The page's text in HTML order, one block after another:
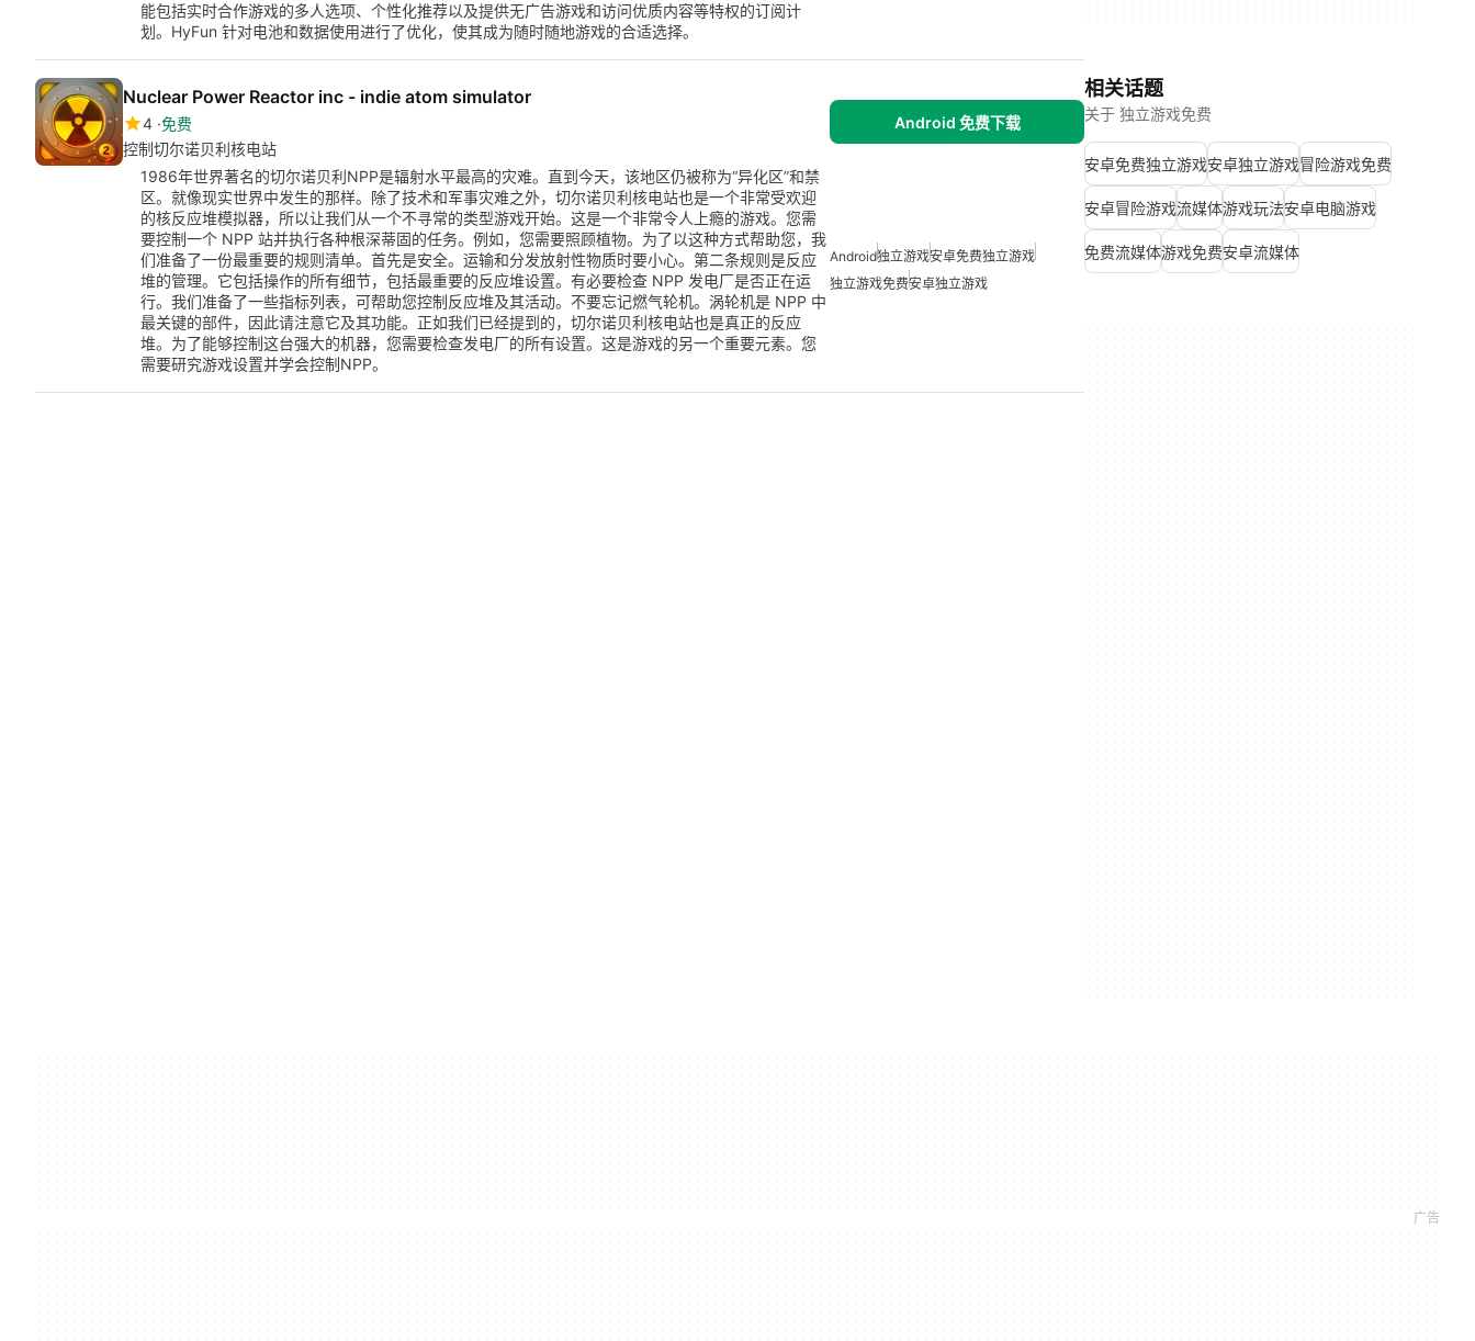
能包括实时合作游戏的多人选项、个性化推荐以及提供无广告游戏和访问优质内容等特权的订阅计
划。HyFun 针对电池和数据使用进行了优化，使其成为随时随地游戏的合适选择。
Nuclear Power Reactor inc - indie atom simulator
4 免费
控制切尔诺贝利核电站
Android 免费下载
1986年世界著名的切尔诺贝利NPP是辐射水平最高的灾难。直到今天，该地区仍被称为“异化区”和禁
区。就像现实世界中发生的那样。除了技术和军事灾难之外，切尔诺贝利核电站也是一个非常受欢迎
的核反应堆模拟器，所以让我们从一个不寻常的类型游戏开始。这是一个非常令人上瘾的游戏。您需
要控制一个 NPP 站并执行各种根深蒂固的任务。例如，您需要照顾植物。为了以这种方式帮助您，我
们准备了一份最重要的规则清单。首先是安全。运输和分发放射性物质时要小心。第二条规则是反应
堆的管理。它包括操作的所有细节，包括最重要的反应堆设置。有必要检查 NPP 发电厂是否正在运
行。我们准备了一些指标列表，可帮助您控制反应堆及其活动。不要忘记燃气轮机。涡轮机是 NPP 中
最关键的部件，因此请注意它及其功能。正如我们已经提到的，切尔诺贝利核电站也是真正的反应
堆。为了能够控制这台强大的机器，您需要检查发电厂的所有设置。这是游戏的另一个重要元素。您
需要研究游戏设置并学会控制NPP。
Android独立游戏安卓免费独立游戏
独立游戏免费安卓独立游戏
相关话题
关于 独立游戏免费
安卓免费独立游戏安卓独立游戏冒险游戏免费
安卓冒险游戏流媒体游戏玩法安卓电脑游戏
免费流媒体游戏免费安卓流媒体